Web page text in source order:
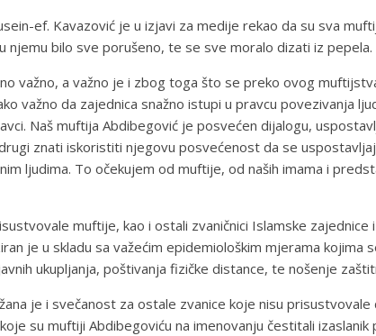
ef. Kavazović je u izjavi za medije rekao da su sva
njemu bilo sve porušeno, te se sve moralo dizati iz pepela.
važno, a važno je i zbog toga što se preko ovog
važno da zajednica snažno istupi u pravcu povezivanja
Naš muftija Abdibegović je posvećen dijalogu,
znati iskoristiti njegovu posvećenost da se
ljudima. To očekujem od muftije, od naših imama i
muftije, kao i ostali zvaničnici Islamske zajednice
je u skladu sa važećim epidemiološkim mjerama kojima
ukupljanja, poštivanja fizičke distance, te nošenje
je i svečanost za ostale zvanice koje nisu
su muftiji Abdibegoviću na imenovanju čestitali izaslanik